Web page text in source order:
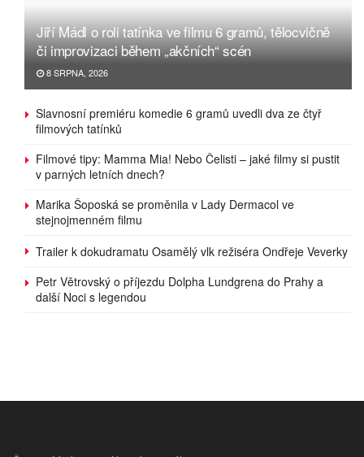
Jiří Mádl o roli tatínka ve filmu 6 gramů, tělocvičně
či improvizaci během „akčních“ scén
8 SRPNA, 2026
Slavnosní premiéru komedie 6 gramů uvedli dva ze čtyř
filmových tatínků
Filmové tipy: Mamma Mia! Nebo Čelisti – jaké filmy si pustit
v parných letních dnech?
Marika Šoposká se proměnila v Lady Dermacol ve
stejnojmenném filmu
Trailer k dokudramatu Osamělý vlk režiséra Ondřeje Veverky
Petr Větrovský o příjezdu Dolpha Lundgrena do Prahy a
další Noci s legendou